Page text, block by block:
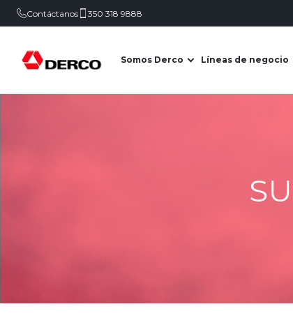
Contáctanos 350 318 9888
Somos Derco
Abrir submenú de
Líneas de negocio